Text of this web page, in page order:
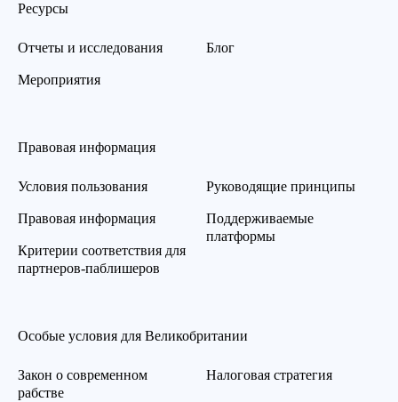
Ресурсы
Отчеты и исследования
Мероприятия
Блог
Правовая информация
Условия пользования
Правовая информация
Критерии соответствия для
партнеров-паблишеров
Руководящие принципы
Поддерживаемые
платформы
Особые условия для Великобритании
Закон о современном
рабстве
Налоговая стратегия